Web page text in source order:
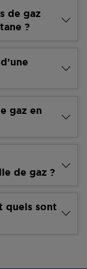
de gaz
?
gaz en
de gaz ?
quels sont